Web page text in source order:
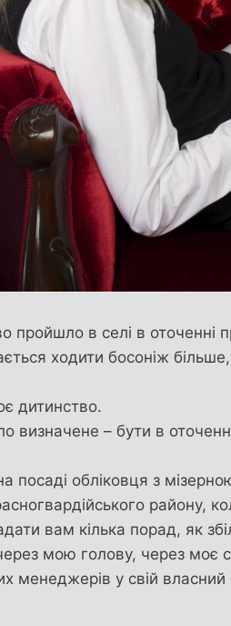
пройшло в селі в оточенні
ходити босоніж
дитинство.
визначене – бути в
посаді обліковця з
району,
вам кілька порад, як
мою голову, через
менеджерів у свій власний